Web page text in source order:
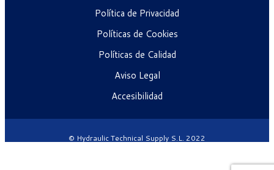
Política de Privacidad
Políticas de Cookies
Políticas de Calidad
Aviso Legal
Accesibilidad
© Hydraulic Technical Supply S.L. 2022